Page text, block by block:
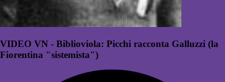
VIDEO VN - Biblioviola: Picchi racconta Galluzzi (la
Fiorentina "sistemista")